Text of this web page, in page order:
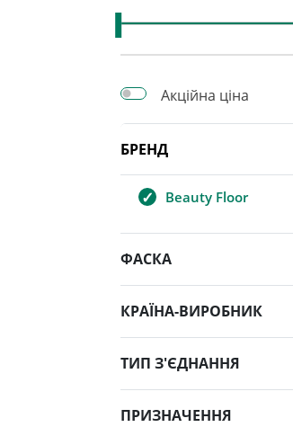
Акційна ціна
БРЕНД
Beauty Floor
ФАСКА
КРАЇНА-ВИРОБНИК
ТИП З'ЄДНАННЯ
ПРИЗНАЧЕННЯ
Україна